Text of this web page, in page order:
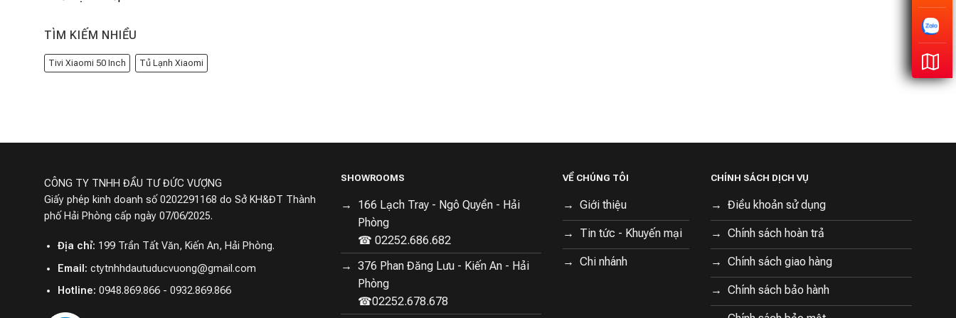
TÌM KIẾM NHIỀU
Tivi Xiaomi 50 Inch Tủ Lạnh Xiaomi
CÔNG TY TNHH ĐẦU TƯ ĐỨC VƯỢNG
Giấy phép kinh doanh số 0202291168 do Sở KH&ĐT Thành
phố Hải Phòng cấp ngày 07/06/2025.
Địa chỉ: 199 Trần Tất Văn, Kiến An, Hải Phòng.
Email: ctytnhhdautuducvuong@gmail.com
Hotline: 0948.869.866 - 0932.869.866
SHOWROOMS
166 Lạch Tray - Ngô Quyền - Hải
Phòng
☎ 02252.686.682
376 Phan Đăng Lưu - Kiến An - Hải
Phòng
☎02252.678.678
VỀ CHÚNG TÔI
Giới thiệu
Tin tức - Khuyến mại
Chi nhánh
CHÍNH SÁCH DỊCH VỤ
Điều khoản sử dụng
Chính sách hoàn trả
Chính sách giao hàng
Chính sách bảo hành